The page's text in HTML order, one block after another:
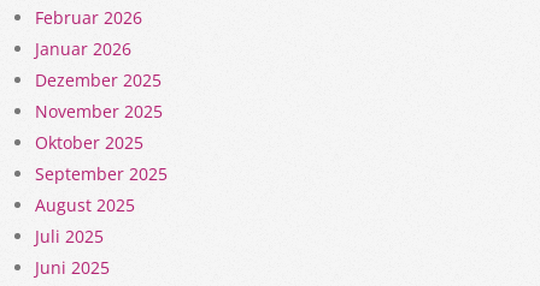
Februar 2026
Januar 2026
Dezember 2025
November 2025
Oktober 2025
September 2025
August 2025
Juli 2025
Juni 2025